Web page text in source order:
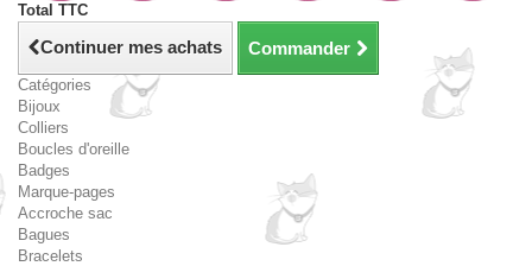
Total TTC
Continuer mes achats Commander
Catégories
Bijoux
Colliers
Boucles d'oreille
Badges
Marque-pages
Accroche sac
Bagues
Bracelets